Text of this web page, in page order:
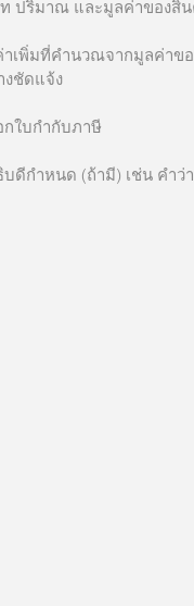
ด ประเภท ปริมาณ และมูลค่าข
งชัดแจ้ง
ปี ที่ออกใบกำกับภาษี
ามอื่นที่อธิบดีกำหนด (ถ้ามี) เ